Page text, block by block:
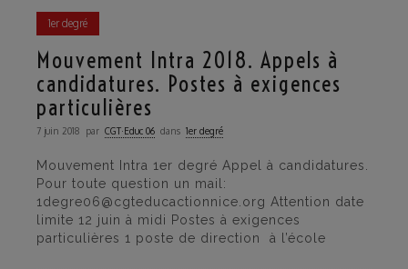
1er degré
Mouvement Intra 2018. Appels à
candidatures. Postes à exigences
particulières
7 juin 2018 par CGT·Educ 06 dans 1er degré
Mouvement Intra 1er degré Appel à candidatures.
Pour toute question un mail:
1degre06@cgteducactionnice.org Attention date
limite 12 juin à midi Postes à exigences
particulières 1 poste de direction à l’école